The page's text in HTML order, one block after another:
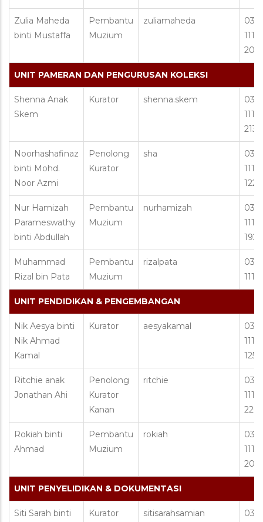
Zulia Maheda
binti Mustaffa
Pembantu
Muzium
zuliamaheda
03
1111
206
UNIT PAMERAN DAN PENGURUSAN KOLEKSI
Shenna Anak
Skem
Kurator shenna.skem
03
1111
213
Noorhashafinaz
binti Mohd.
Noor Azmi
Penolong
Kurator
sha
03
1111
122
Nur Hamizah
Parameswathy
binti Abdullah
Pembantu
Muzium
nurhamizah
03
1111
192
Muhammad
Rizal bin Pata
Pembantu
Muzium
rizalpata
03
1111
UNIT PENDIDIKAN & PENGEMBANGAN
Nik Aesya binti
Nik Ahmad
Kamal
Kurator aesyakamal
03
1111
125
Ritchie anak
Jonathan Ahi
Penolong
Kurator
Kanan
ritchie
03
1111
226
Rokiah binti
Ahmad
Pembantu
Muzium
rokiah
03
1111
206
UNIT PENYELIDIKAN & DOKUMENTASI
Siti Sarah binti
Kurator sitisarahsamian
03